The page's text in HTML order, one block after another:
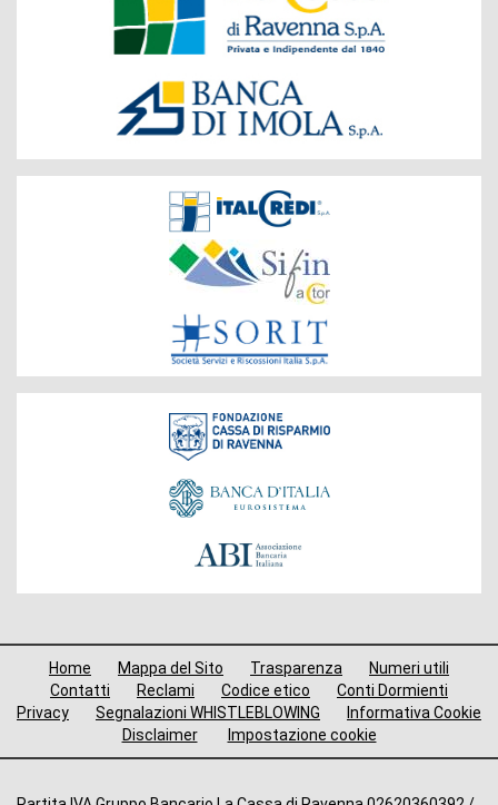
Gruppo
Fondazione
Menù
di
navigazione
Home Mappa del Sito Trasparenza
Numeri utili
Contatti
Reclami Codice etico
Conti Dormienti
Privacy
Segnalazioni WHISTLEBLOWING
Informativa Cookie
Disclaimer
Impostazione cookie